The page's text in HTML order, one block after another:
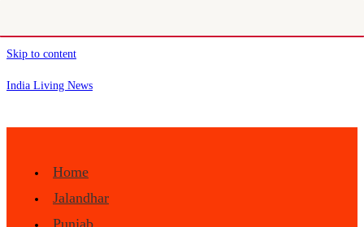
Skip to content
India Living News
Home
Jalandhar
Punjab